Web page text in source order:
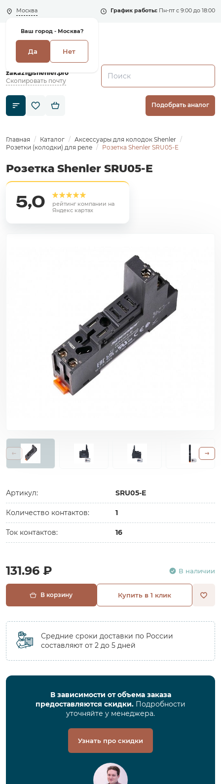
Москва
Ваш город - Москва?
Да Нет
График работы: Пн-пт с 9:00 до 18:00
+7 (495) 135-135-5
zakaz1@shenler.pro
Скопировать почту
Подобрать аналог
Главная Каталог
Аксессуары для колодок Shenler
Розетки (колодки) для реле
Розетка Shenler SRU05-E
Розетка Shenler SRU05-E
5,0
рейтинг компании на
Яндекс картах
Артикул: SRU05-E
Количество контактов: 1
Ток контактов: 16
131.96 ₽ В наличии
В корзину Купить в 1 клик
Средние сроки доставки по России
составляют от 2 до 5 дней
В зависимости от объема заказа
предоставляются скидки. Подробности
уточняйте у менеджера.
Узнать про скидки